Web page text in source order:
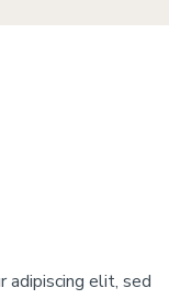
adipiscing elit, sed